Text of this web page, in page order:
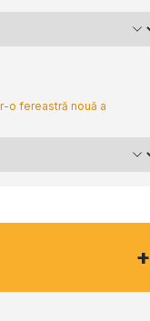
o fereastră nouă a
+